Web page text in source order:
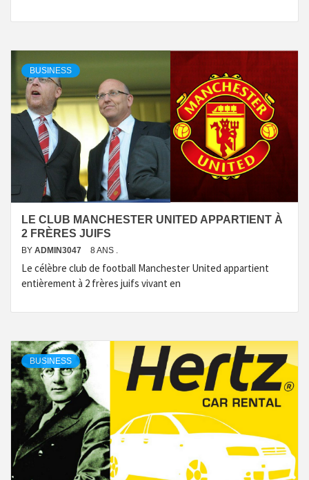
BUSINESS
LE CLUB MANCHESTER UNITED APPARTIENT À
2 FRÈRES JUIFS
BY ADMIN3047 8 ANS .
Le célèbre club de football Manchester United appartient
entièrement à 2 frères juifs vivant en
BUSINESS